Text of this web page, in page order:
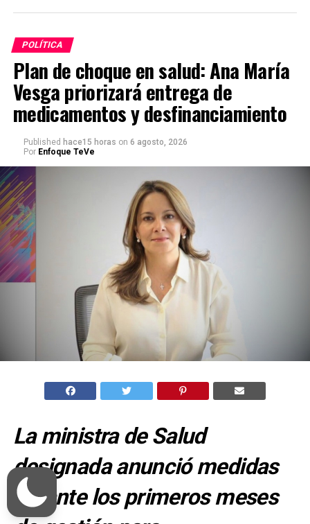
POLÍTICA
Plan de choque en salud: Ana María
Vesga priorizará entrega de
medicamentos y desfinanciamiento
Published hace15 horas on 6 agosto, 2026
Por Enfoque TeVe
La ministra de Salud
designada anunció medidas
durante los primeros meses